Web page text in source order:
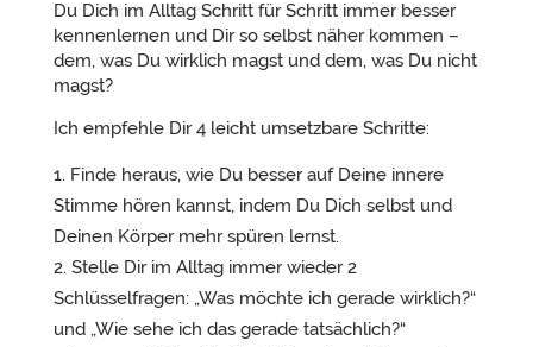
Du Dich im Alltag Schritt für Schritt immer besser
kennenlernen und Dir so selbst näher kommen –
dem, was Du wirklich magst und dem, was Du nicht
magst?
Ich empfehle Dir 4 leicht umsetzbare Schritte:
Finde heraus, wie Du besser auf Deine innere
Stimme hören kannst, indem Du Dich selbst und
Deinen Körper mehr spüren lernst.
Stelle Dir im Alltag immer wieder 2
Schlüsselfragen: „Was möchte ich gerade wirklich?“
und „Wie sehe ich das gerade tatsächlich?“